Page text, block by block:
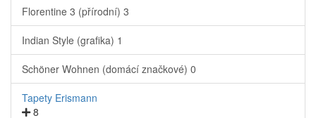
Florentine 3 (přírodní) 3
Indian Style (grafika) 1
Schöner Wohnen (domácí značkové) 0
Tapety Erismann
8